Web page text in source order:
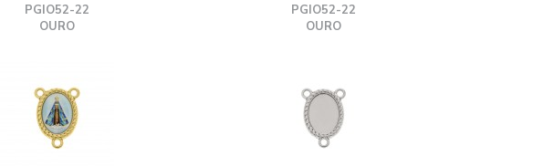
PGIO52-22
OURO
PGIO52-22
OURO